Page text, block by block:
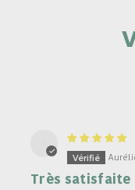
Très satisfaite